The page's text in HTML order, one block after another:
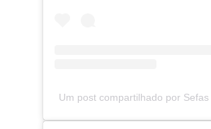
Um post compartilhado por